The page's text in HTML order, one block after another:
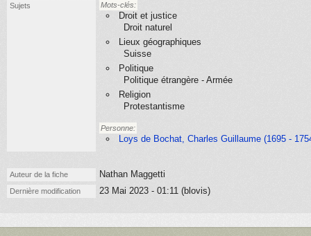
Sujets Mots-clés:
Droit et justice
Droit naturel
Lieux géographiques
Suisse
Politique
Politique étrangère - Armée
Religion
Protestantisme
Personne:
Loys de Bochat, Charles Guillaume (1695 -
Auteur de la fiche Nathan Maggetti
Dernière modification 23 Mai 2023 - 01:11 (blovis)